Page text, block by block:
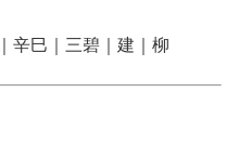
辛巳｜三碧｜建｜柳